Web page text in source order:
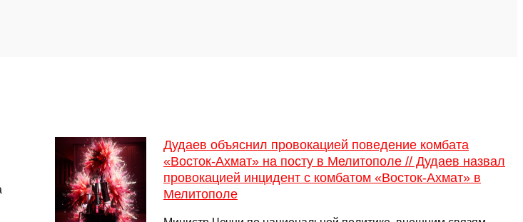
Дудаев объяснил провокацией поведение комбата
«Восток-Ахмат» на посту в Мелитополе // Дудаев назвал
провокацией инцидент с комбатом «Восток-Ахмат» в
Мелитополе